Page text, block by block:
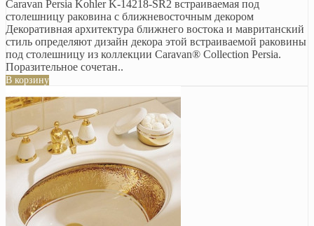
Caravan Persia Kohler K-14218-SR2 встраиваемая под
столешницу раковина с ближневосточным декором
Декоративная архитектура ближнего востока и мавританский
стиль определяют дизайн декора этой встраиваемой раковины
под столешницу из коллекции Caravan® Collection Persia.
Поразительное сочетан..
В корзину